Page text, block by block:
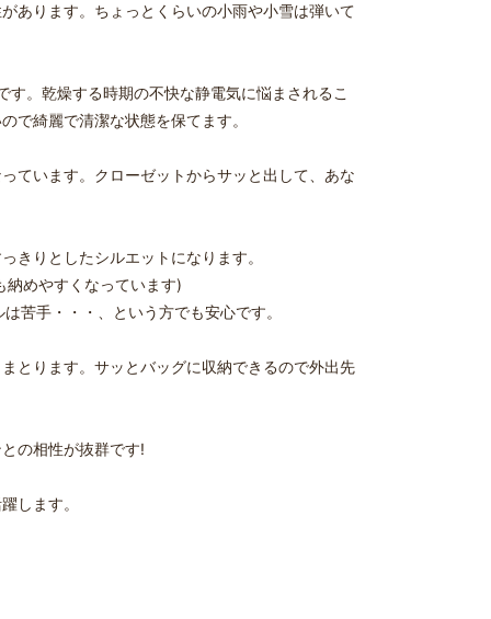
あります。ちょっとくらいの小雨や小雪は弾いて
。乾燥する時期の不快な静電気に悩まされるこ
で綺麗で清潔な状態を保てます。
ています。クローゼットからサッと出して、あな
きりとしたシルエットになります。
納めやすくなっています)
苦手・・・、という方でも安心です。
とります。サッとバッグに収納できるので外出先
の相性が抜群です!
します。